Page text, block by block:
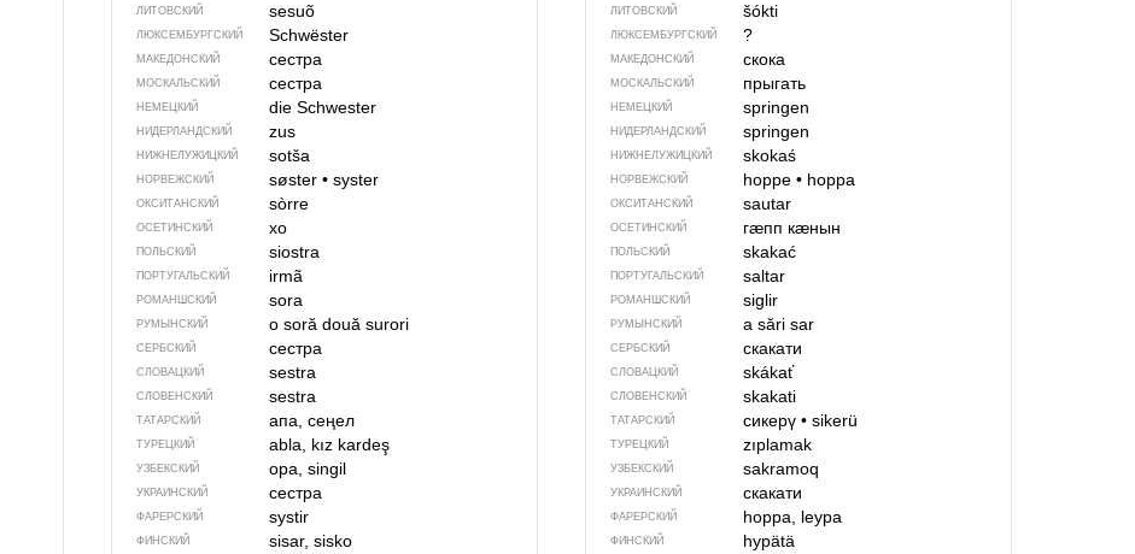
ЛИТОВСКИЙ sesuõ
ЛЮКСЕМБУРГСКИЙ Schwëster
МАКЕДОНСКИЙ сестра
МОСКАЛЬСКИЙ сестра
НЕМЕЦКИЙ die Schwester
НИДЕРЛАНДСКИЙ zus
НИЖНЕЛУЖИЦКИЙ sotša
НОРВЕЖСКИЙ søster • syster
ОКСИТАНСКИЙ sòrre
ОСЕТИНСКИЙ хо
ПОЛЬСКИЙ siostra
ПОРТУГАЛЬСКИЙ irmã
РОМАНШСКИЙ sora
РУМЫНСКИЙ o soră două surori
СЕРБСКИЙ сестра
СЛОВАЦКИЙ sestra
СЛОВЕНСКИЙ sestra
ТАТАРСКИЙ апа, сеңел
ТУРЕЦКИЙ abla, kız kardeş
УЗБЕКСКИЙ opa, singil
УКРАИНСКИЙ сестра
ФАРЕРСКИЙ systir
ФИНСКИЙ sisar, sisko
ЛИТОВСКИЙ šókti
ЛЮКСЕМБУРГСКИЙ ?
МАКЕДОНСКИЙ скока
МОСКАЛЬСКИЙ прыгать
НЕМЕЦКИЙ springen
НИДЕРЛАНДСКИЙ springen
НИЖНЕЛУЖИЦКИЙ skokaś
НОРВЕЖСКИЙ hoppe• hoppa
ОКСИТАНСКИЙ sautar
ОСЕТИНСКИЙ гӕпп кӕнын
ПОЛЬСКИЙ skakać
ПОРТУГАЛЬСКИЙ saltar
РОМАНШСКИЙ siglir
РУМЫНСКИЙ a sărisar
СЕРБСКИЙ скакати
СЛОВАЦКИЙ skákať
СЛОВЕНСКИЙ skakati
ТАТАРСКИЙ сикерү• sikerü
ТУРЕЦКИЙ zıplamak
УЗБЕКСКИЙ sakramoq
УКРАИНСКИЙ скакати
ФАРЕРСКИЙ hoppa, leypa
ФИНСКИЙ hypätä